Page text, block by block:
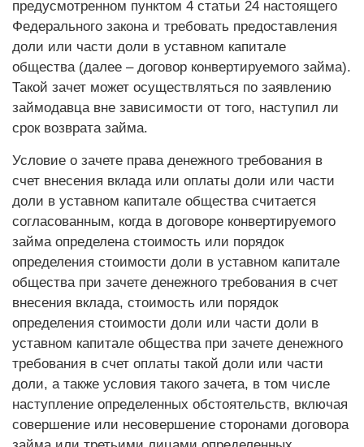
предусмотренном пунктом 4 статьи 24 настоящего
Федерального закона и требовать предоставления
доли или части доли в уставном капитале
общества (далее – договор конвертируемого займа).
Такой зачет может осуществляться по заявлению
займодавца вне зависимости от того, наступил ли
срок возврата займа.
Условие о зачете права денежного требования в
счет внесения вклада или оплаты доли или части
доли в уставном капитале общества считается
согласованным, когда в договоре конвертируемого
займа определена стоимость или порядок
определения стоимости доли в уставном капитале
общества при зачете денежного требования в счет
внесения вклада, стоимость или порядок
определения стоимости доли или части доли в
уставном капитале общества при зачете денежного
требования в счет оплаты такой доли или части
доли, а также условия такого зачета, в том числе
наступление определенных обстоятельств, включая
совершение или несовершение сторонами договора